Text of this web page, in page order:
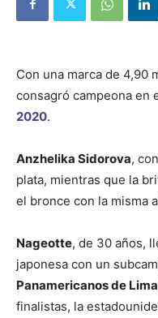
Con una marca de 4,90
consagró campeona en
2020.
Anzhelika Sidorova,
plata, mientras que la
el bronce con la misma
Nageotte, de 30 años,
japonesa con un
Panamericanos de
finalistas, la